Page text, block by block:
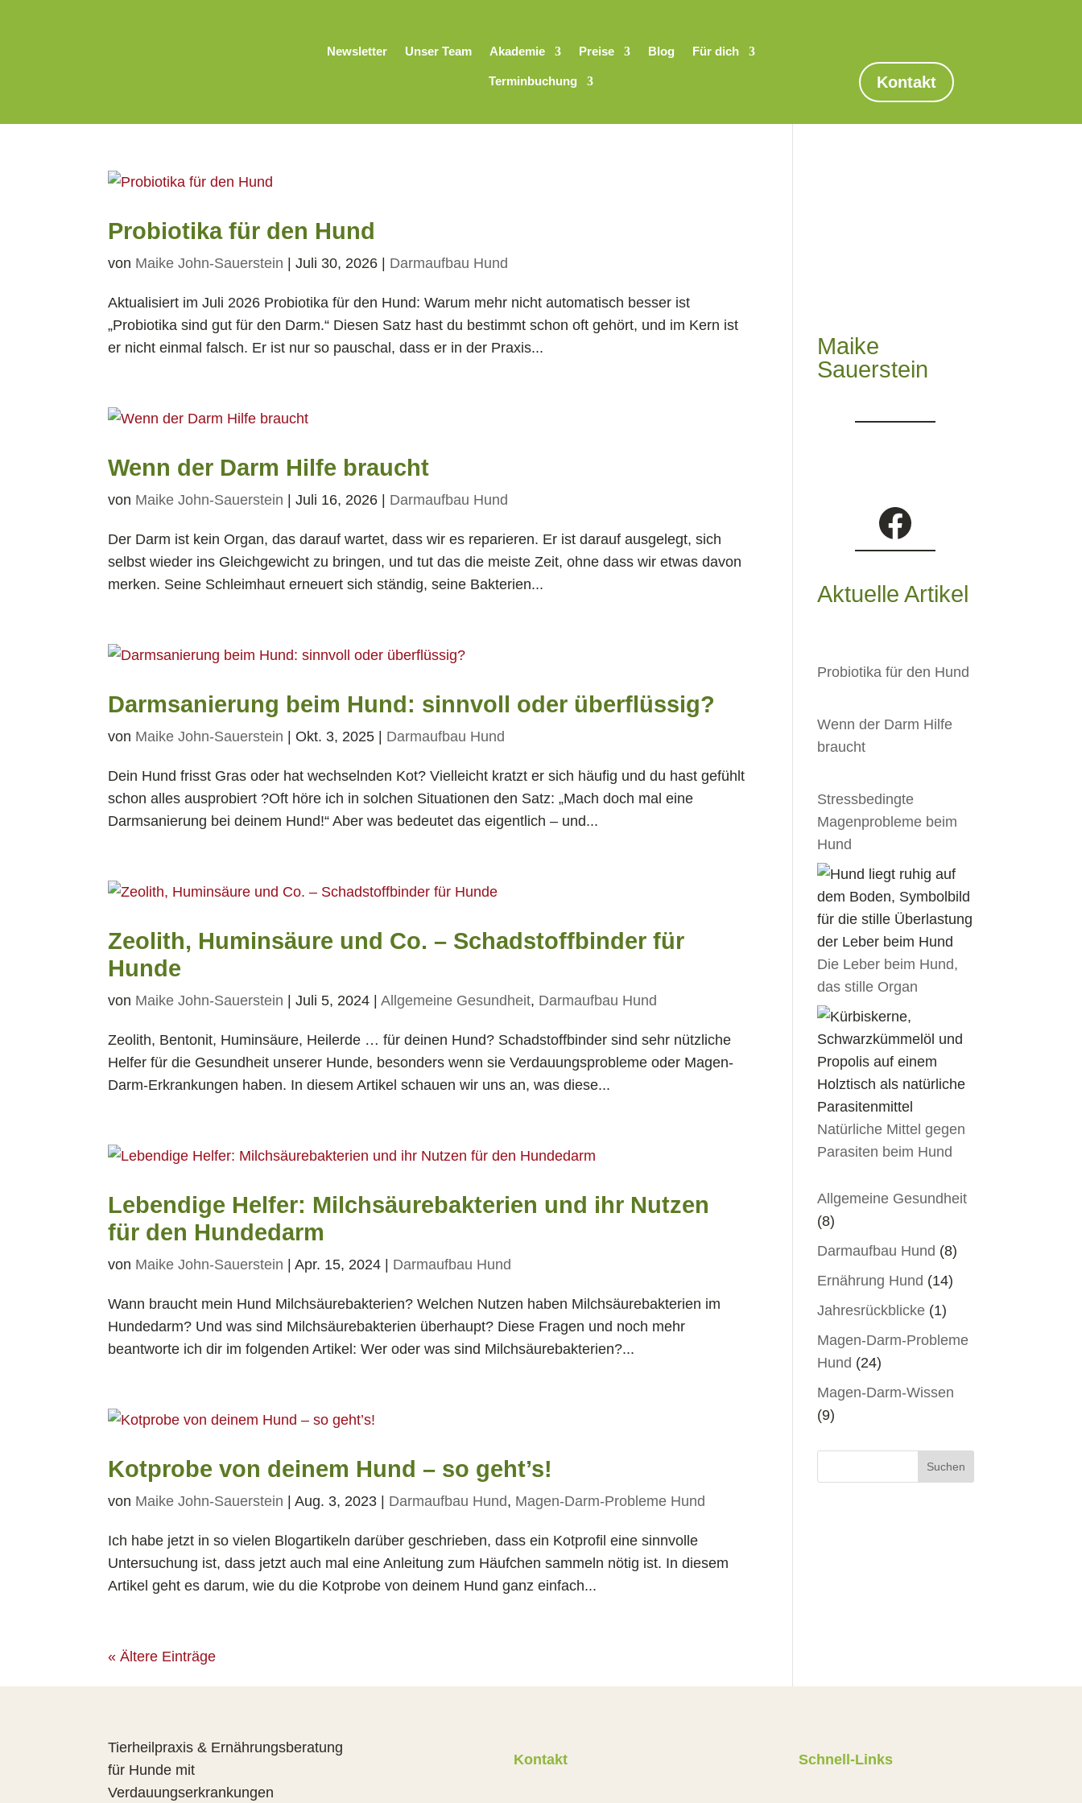
Newsletter Unser Team Akademie Preise Blog Für dich
Terminbuchung Kontakt
Probiotika für den Hund
von Maike John-Sauerstein |Juli 30, 2026 | Darmaufbau Hund
Aktualisiert im Juli 2026 Probiotika für den Hund: Warum mehr nicht automatisch besser ist
„Probiotika sind gut für den Darm.“ Diesen Satz hast du bestimmt schon oft gehört, und im Kern ist
er nicht einmal falsch. Er ist nur so pauschal, dass er in der Praxis...
Wenn der Darm Hilfe braucht
von Maike John-Sauerstein |Juli 16, 2026 | Darmaufbau Hund
Der Darm ist kein Organ, das darauf wartet, dass wir es reparieren. Er ist darauf ausgelegt, sich
selbst wieder ins Gleichgewicht zu bringen, und tut das die meiste Zeit, ohne dass wir etwas davon
merken. Seine Schleimhaut erneuert sich ständig, seine Bakterien...
Darmsanierung beim Hund: sinnvoll oder überflüssig?
von Maike John-Sauerstein | Okt. 3, 2025 | Darmaufbau Hund
Dein Hund frisst Gras oder hat wechselnden Kot? Vielleicht kratzt er sich häufig und du hast gefühlt
schon alles ausprobiert ?Oft höre ich in solchen Situationen den Satz: „Mach doch mal eine
Darmsanierung bei deinem Hund!“ Aber was bedeutet das eigentlich – und...
Zeolith, Huminsäure und Co. – Schadstoffbinder für
Hunde
von Maike John-Sauerstein |Juli 5, 2024 |Allgemeine Gesundheit, Darmaufbau Hund
Zeolith, Bentonit, Huminsäure, Heilerde … für deinen Hund? Schadstoffbinder sind sehr nützliche
Helfer für die Gesundheit unserer Hunde, besonders wenn sie Verdauungsprobleme oder Magen-
Darm-Erkrankungen haben. In diesem Artikel schauen wir uns an, was diese...
Lebendige Helfer: Milchsäurebakterien und ihr Nutzen
für den Hundedarm
von Maike John-Sauerstein |Apr. 15, 2024 | Darmaufbau Hund
Wann braucht mein Hund Milchsäurebakterien? Welchen Nutzen haben Milchsäurebakterien im
Hundedarm? Und was sind Milchsäurebakterien überhaupt? Diese Fragen und noch mehr
beantworte ich dir im folgenden Artikel: Wer oder was sind Milchsäurebakterien?...
Kotprobe von deinem Hund – so geht’s!
von Maike John-Sauerstein |Aug. 3, 2023 | Darmaufbau Hund, Magen-Darm-Probleme Hund
Ich habe jetzt in so vielen Blogartikeln darüber geschrieben, dass ein Kotprofil eine sinnvolle
Untersuchung ist, dass jetzt auch mal eine Anleitung zum Häufchen sammeln nötig ist. In diesem
Artikel geht es darum, wie du die Kotprobe von deinem Hund ganz einfach...
« Ältere Einträge
Maike
Sauerstein
Facebook
Aktuelle Artikel
Probiotika für den Hund
Wenn der Darm Hilfe
braucht
Stressbedingte
Magenprobleme beim
Hund
Die Leber beim Hund,
das stille Organ
Natürliche Mittel gegen
Parasiten beim Hund
Allgemeine Gesundheit
(8)
Darmaufbau Hund (8)
Ernährung Hund (14)
Jahresrückblicke (1)
Magen-Darm-Probleme
Hund (24)
Magen-Darm-Wissen
(9)
Suchen
Tierheilpraxis & Ernährungsberatung
für Hunde mit
Verdauungserkrankungen
Kontakt Schnell-Links